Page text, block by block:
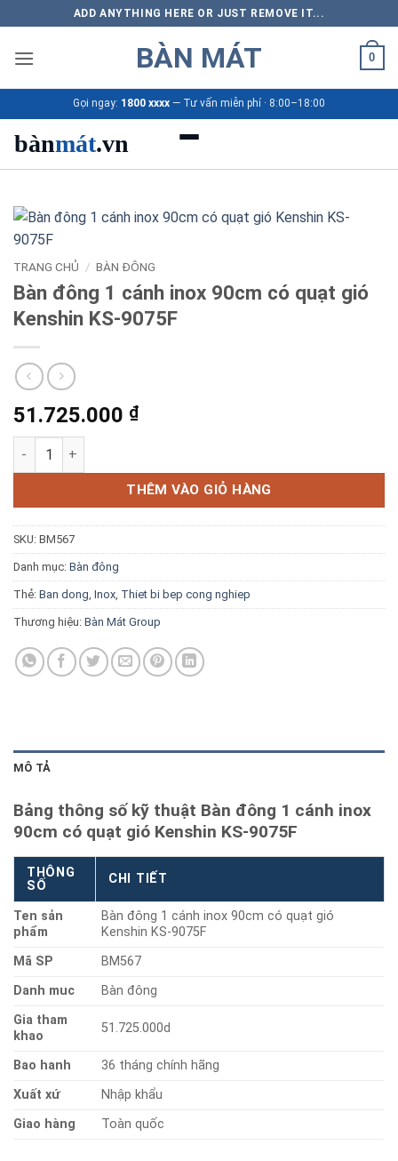
qua
nội
ADD ANYTHING HERE OR JUST REMOVE IT...
BÀN MÁT 0
Gọi ngay: 1800 xxxx — Tư vấn miễn phí · 8:00–18:00
bànmát.vn
Sản phẩm
Thương hiệu
Bảng giá 2026
Ứng dụng
Blog kiến thức
Liên hệ
TRANG CHỦ / BÀN ĐÔNG
Bàn đông 1 cánh inox 90cm có quạt gió
Kenshin KS-9075F
51.725.000 ₫
Bàn đông 1 cánh inox 90cm có quạt gió Kenshin KS-9075F số
THÊM VÀO GIỎ HÀNG
SKU: BM567
Danh mục: Bàn đông
Thẻ: Ban dong, Inox, Thiet bi bep cong nghiep
Thương hiệu: Bàn Mát Group
MÔ TẢ
Bảng thông số kỹ thuật Bàn đông 1 cánh inox
90cm có quạt gió Kenshin KS-9075F
THÔNG
SỐ
CHI TIẾT
Ten sản
phẩm
Bàn đông 1 cánh inox 90cm có quạt gió
Kenshin KS-9075F
Mã SP
BM567
Danh muc
Bàn đông
Gia tham
khao
51.725.000d
Bao hanh
36 tháng chính hãng
Xuất xứ
Nhập khẩu
Giao hàng
Toàn quốc